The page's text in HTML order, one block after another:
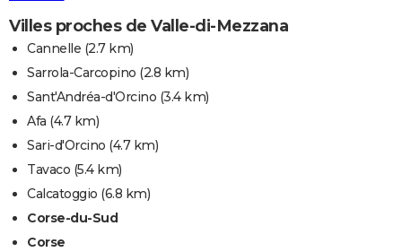
Villes proches de Valle-di-Mezzana
Cannelle (2.7 km)
Sarrola-Carcopino (2.8 km)
Sant'Andréa-d'Orcino (3.4 km)
Afa (4.7 km)
Sari-d'Orcino (4.7 km)
Tavaco (5.4 km)
Calcatoggio (6.8 km)
Corse-du-Sud
Corse